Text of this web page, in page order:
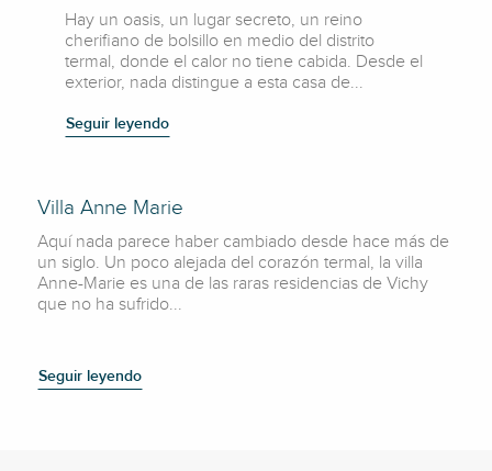
Hay un oasis, un lugar secreto, un reino
cherifiano de bolsillo en medio del distrito
termal, donde el calor no tiene cabida. Desde el
exterior, nada distingue a esta casa de...
Seguir leyendo
Villa Anne Marie
Aquí nada parece haber cambiado desde hace más de
un siglo. Un poco alejada del corazón termal, la villa
Anne-Marie es una de las raras residencias de Vichy
que no ha sufrido...
Seguir leyendo